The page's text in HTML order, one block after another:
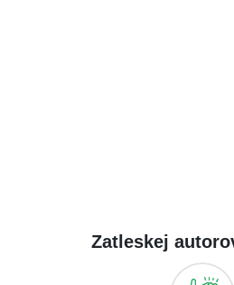
Zatleskej